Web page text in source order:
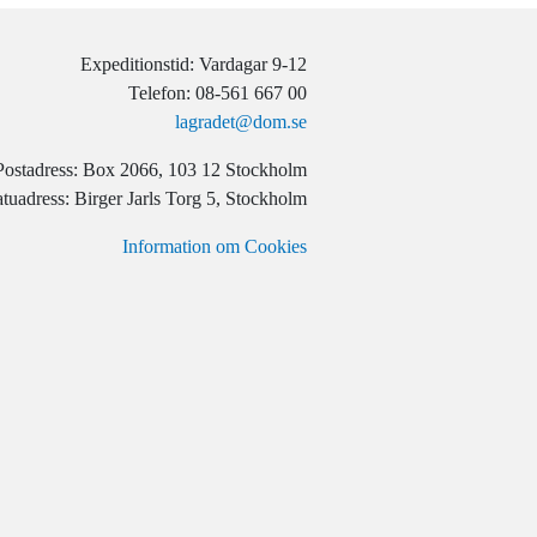
Expeditionstid: Vardagar 9-12
Telefon: 08-561 667 00
lagradet@dom.se
Box 2066, 103 12 Stockholm
Birger Jarls Torg 5, Stockholm
Information om Cookies